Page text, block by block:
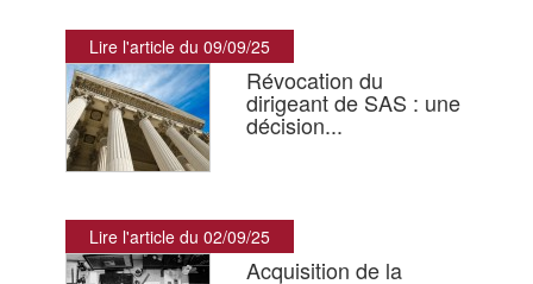
Lire l'article du 09/09/25
Révocation du
dirigeant de SAS : une
décision...
Lire l'article du 02/09/25
Acquisition de la